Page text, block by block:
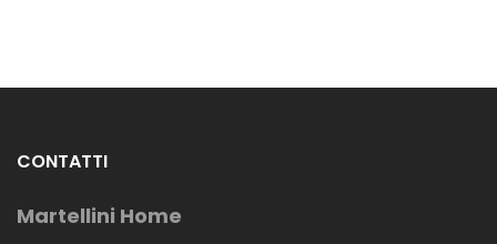
CONTATTI
Martellini Home